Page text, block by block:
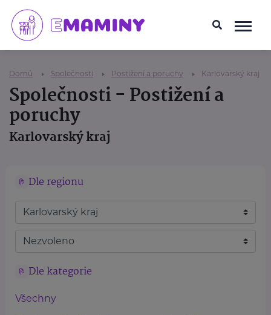
Domů Společnosti Postižení a poruchy Karlovarský kraj
Společnosti - Postižení a
poruchy
Karlovarský kraj
Dle regionu
Dle kategorie
Všechny